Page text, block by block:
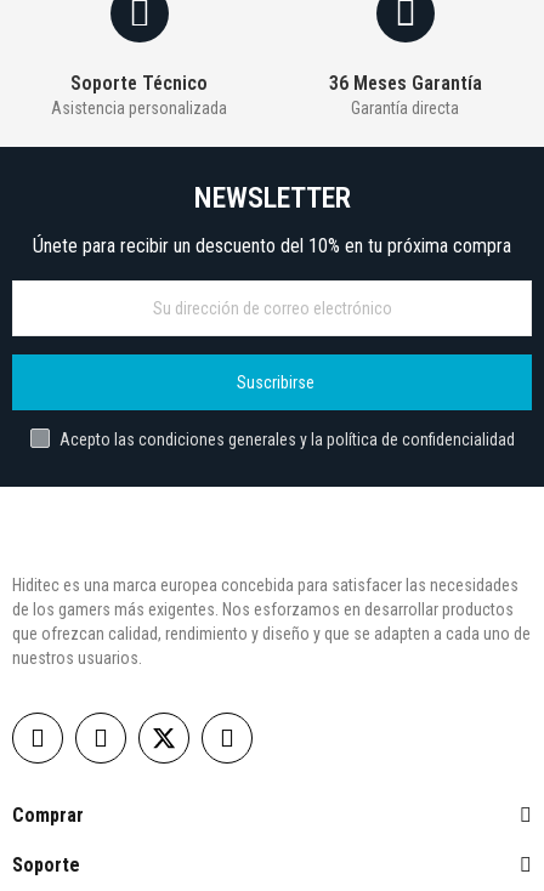
Soporte Técnico
Asistencia personalizada
36 Meses Garantía
Garantía directa
NEWSLETTER
Únete para recibir un descuento del 10% en tu próxima compra
Suscribirse
Acepto las condiciones generales y la política de confidencialidad
Hiditec es una marca europea concebida para satisfacer las necesidades
de los gamers más exigentes. Nos esforzamos en desarrollar productos
que ofrezcan calidad, rendimiento y diseño y que se adapten a cada uno de
nuestros usuarios.
Comprar
Soporte